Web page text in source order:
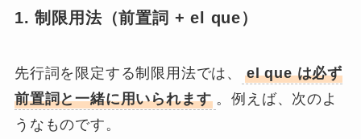
1. 制限用法（前置詞 + el que）
先行詞を限定する制限用法では、
el que は必ず
前置詞と一緒に用いられます 。例えば、次のよ
うなものです。